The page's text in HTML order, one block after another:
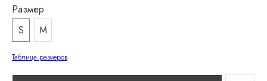
Размер
S
M
Таблица размеров